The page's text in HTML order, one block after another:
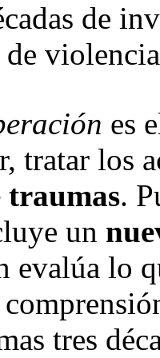
de
es
tratar los
traumas.
un
evalúa lo
tres